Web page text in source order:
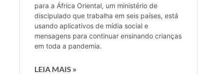
para a África Oriental, um ministério de
discipulado que trabalha em seis países, está
usando aplicativos de mídia social e
mensagens para continuar ensinando crianças
em toda a pandemia.
LEIA MAIS »